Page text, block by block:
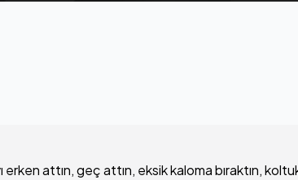
attın, geç attın, eksik kaloma bıraktın,